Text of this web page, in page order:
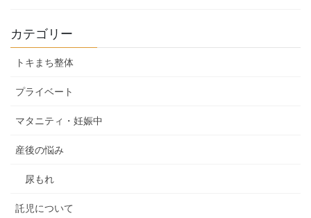
カテゴリー
トキまち整体
プライベート
マタニティ・妊娠中
産後の悩み
尿もれ
託児について